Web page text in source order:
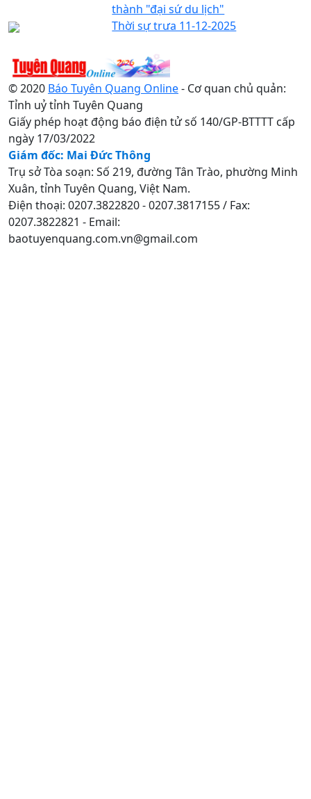
thành "đại sứ du lịch"
Thời sự trưa 11-12-2025
© 2020 Báo Tuyên Quang Online- Cơ quan chủ quản:
Tỉnh uỷ tỉnh Tuyên Quang
Giấy phép hoạt động báo điện tử số 140/GP-BTTTT cấp
ngày 17/03/2022
Giám đốc: Mai Đức Thông
Trụ sở Tòa soạn: Số 219, đường Tân Trào, phường Minh
Xuân, tỉnh Tuyên Quang, Việt Nam.
Điện thoại: 0207.3822820 - 0207.3817155 / Fax:
0207.3822821 - Email:
baotuyenquang.com.vn@gmail.com